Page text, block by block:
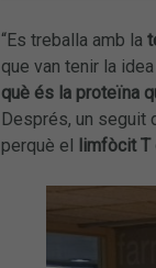
“Es treballa amb la
que van tenir la
què és la proteïna
Després, un seguit
perquè el
limfòcit